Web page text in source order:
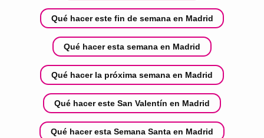
Qué hacer este fin de semana en Madrid
Qué hacer esta semana en Madrid
Qué hacer la próxima semana en Madrid
Qué hacer este San Valentín en Madrid
Qué hacer esta Semana Santa en Madrid